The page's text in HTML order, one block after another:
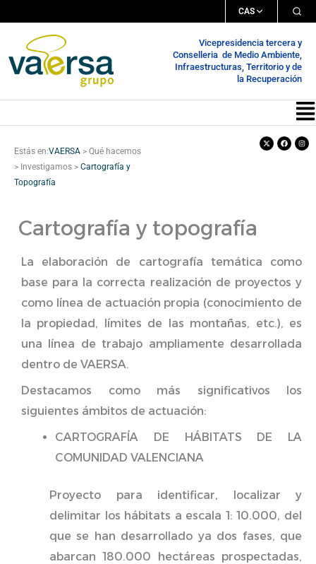
contenido
CAS
Vicepresidencia tercera y
Conselleria de Medio Ambiente,
Infraestructuras, Territorio y de
la Recuperación
Estás en:VAERSA > Qué hacemos
> Investigamos > Cartografía y
Topografía
X-
twitter
Facebook
Cartografía y topografía
La elaboración de cartografía temática como
base para la correcta realización de proyectos y
como línea de actuación propia (conocimiento de
la propiedad, límites de las montañas, etc.), es
una línea de trabajo ampliamente desarrollada
dentro de VAERSA.
Destacamos como más significativos los
siguientes ámbitos de actuación:
CARTOGRAFÍA DE HÁBITATS DE LA
COMUNIDAD VALENCIANA
Proyecto para identificar, localizar y
delimitar los hábitats a escala 1: 10.000, del
que se han desarrollado ya dos fases, que
abarcan 180.000 hectáreas prospectadas,